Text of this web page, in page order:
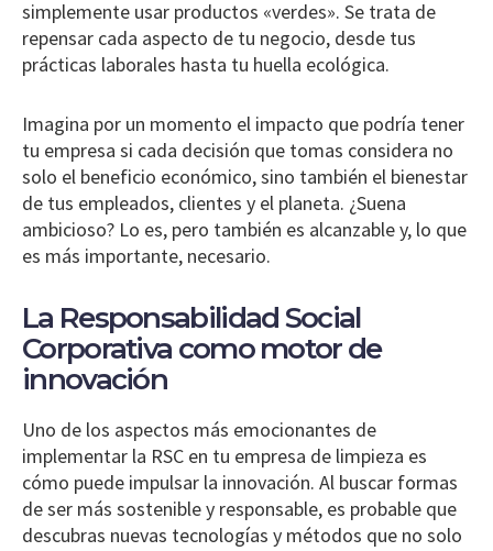
simplemente usar productos «verdes». Se trata de
repensar cada aspecto de tu negocio, desde tus
prácticas laborales hasta tu huella ecológica.
Imagina por un momento el impacto que podría tener
tu empresa si cada decisión que tomas considera no
solo el beneficio económico, sino también el bienestar
de tus empleados, clientes y el planeta. ¿Suena
ambicioso? Lo es, pero también es alcanzable y, lo que
es más importante, necesario.
La Responsabilidad Social
Corporativa como motor de
innovación
Uno de los aspectos más emocionantes de
implementar la RSC en tu empresa de limpieza es
cómo puede impulsar la innovación. Al buscar formas
de ser más sostenible y responsable, es probable que
descubras nuevas tecnologías y métodos que no solo